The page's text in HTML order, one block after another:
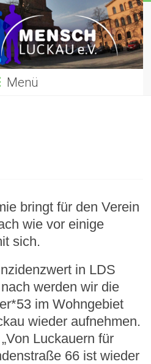
für Flüchtlinge
Menü
bringt für den Verein
wie vor einige
sich.
in LDS
werden wir die
im Wohngebiet
wieder aufnehmen.
Luckauern für
66 ist wieder